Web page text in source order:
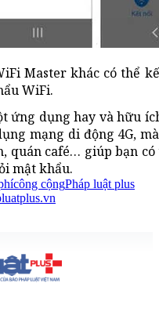
Master khác có thể
WiFi.
ứng dụng hay và hữu
mạng di động 4G,
quán café… giúp bạn
mật khẩu.
công cộngPháp luật plus